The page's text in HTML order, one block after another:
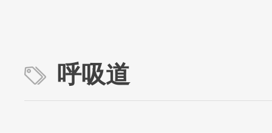
呼吸道